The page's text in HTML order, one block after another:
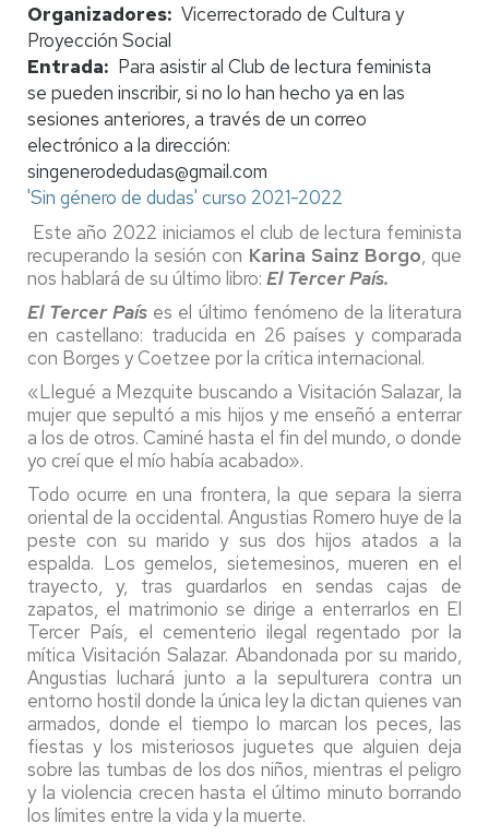
Organizadores Vicerrectorado de Cultura y
Proyección Social
Entrada
Para asistir al Club de lectura feminista
se pueden inscribir, si no lo han hecho ya en las
sesiones anteriores, a través de un correo
electrónico a la dirección:
singenerodedudas@gmail.com
'Sin género de dudas' curso 2021-2022
Este año 2022 iniciamos el club de lectura feminista
recuperando la sesión con Karina Sainz Borgo, que
nos hablará de su último libro: El Tercer País.
El Tercer País es el último fenómeno de la literatura
en castellano: traducida en 26 países y comparada
con Borges y Coetzee por la crítica internacional.
«Llegué a Mezquite buscando a Visitación Salazar, la
mujer que sepultó a mis hijos y me enseñó a enterrar
a los de otros. Caminé hasta el fin del mundo, o donde
yo creí que el mío había acabado».
Todo ocurre en una frontera, la que separa la sierra
oriental de la occidental. Angustias Romero huye de la
peste con su marido y sus dos hijos atados a la
espalda. Los gemelos, sietemesinos, mueren en el
trayecto, y, tras guardarlos en sendas cajas de
zapatos, el matrimonio se dirige a enterrarlos en El
Tercer País, el cementerio ilegal regentado por la
mítica Visitación Salazar. Abandonada por su marido,
Angustias luchará junto a la sepulturera contra un
entorno hostil donde la única ley la dictan quienes van
armados, donde el tiempo lo marcan los peces, las
fiestas y los misteriosos juguetes que alguien deja
sobre las tumbas de los dos niños, mientras el peligro
y la violencia crecen hasta el último minuto borrando
los límites entre la vida y la muerte.